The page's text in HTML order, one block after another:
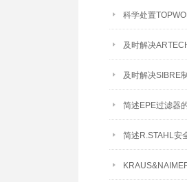
科学处置
及时解决
及时解决SIBRE
简述EPE过滤器
简述R.STAHL安